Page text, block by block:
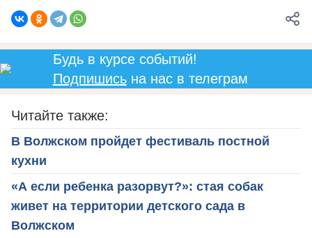
Будь в курсе событий!
Подпишисьна нас в телеграм
Читайте также:
В Волжском пройдет фестиваль постной
кухни
«А если ребенка разорвут?»: стая собак
живет на территории детского сада в
Волжском